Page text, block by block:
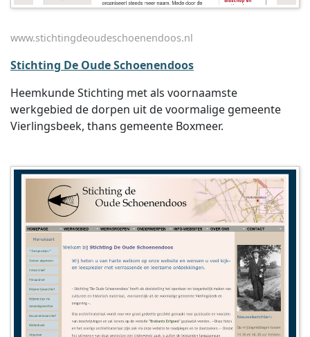
www.stichtingdeoudeschoenendoos.nl
Stichting De Oude Schoenendoos
Heemkunde Stichting met als voornaamste
werkgebied de dorpen uit de voormalige gemeente
Vierlingsbeek, thans gemeente Boxmeer.